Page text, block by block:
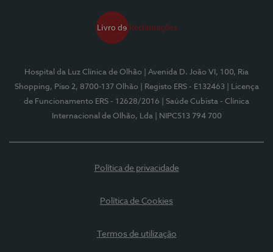
Hospital da Luz Clínica de Olhão
| Avenida D. João VI, 100, Ria
Shopping, Piso 2, 8700-137 Olhão
| Registo ERS - E132463
| Licença
de Funcionamento ERS - 12628/2016
| Saúde Cubista - Clínica
Internacional de Olhão, Lda
| NIPC513 794 700
Política de privacidade
Política de Cookies
Termos de utilização